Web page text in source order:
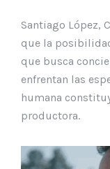
Santiago López,
que la
que busca
enfrentan las
humana
productora.